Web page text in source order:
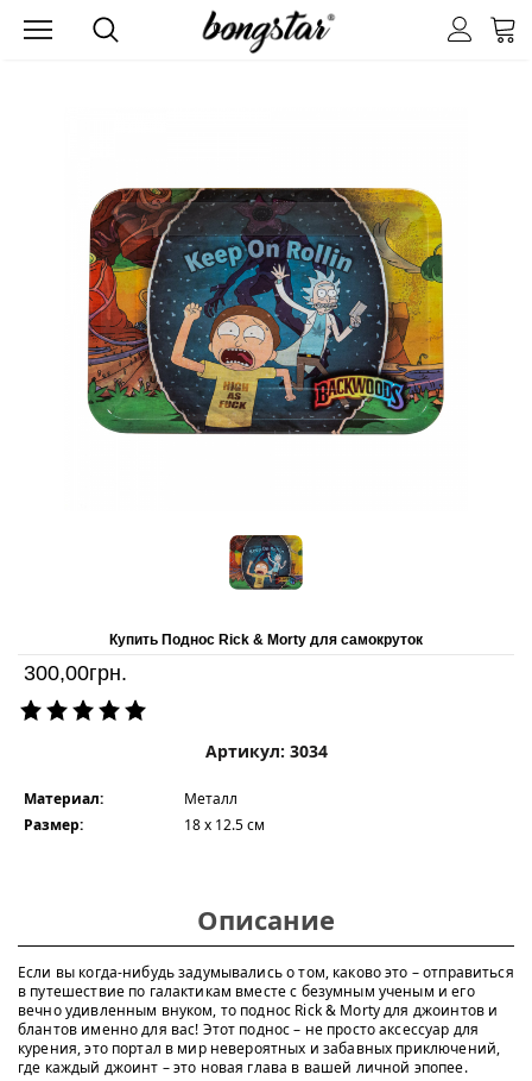
Купить Поднос Rick & Morty для самокруток
300,00грн.
Артикул: 3034
Материал:
Металл
Размер:
18 x 12.5 см
Описание
Если вы когда-нибудь задумывались о том, каково это – отправиться
в путешествие по галактикам вместе с безумным ученым и его
вечно удивленным внуком, то поднос Rick & Morty для джоинтов и
блантов именно для вас! Этот поднос – не просто аксессуар для
курения, это портал в мир невероятных и забавных приключений,
где каждый джоинт – это новая глава в вашей личной эпопее.